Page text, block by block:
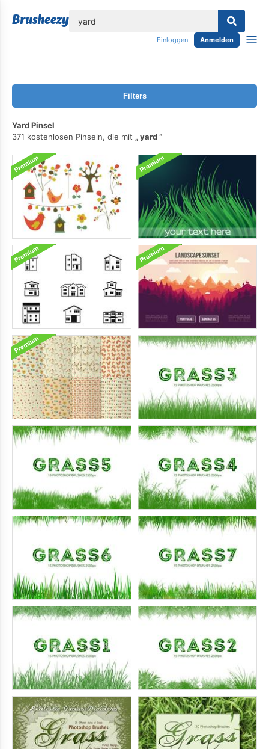
Einloggen Anmelden
Filters
Yard Pinsel
371 kostenlosen Pinseln, die mit
yard